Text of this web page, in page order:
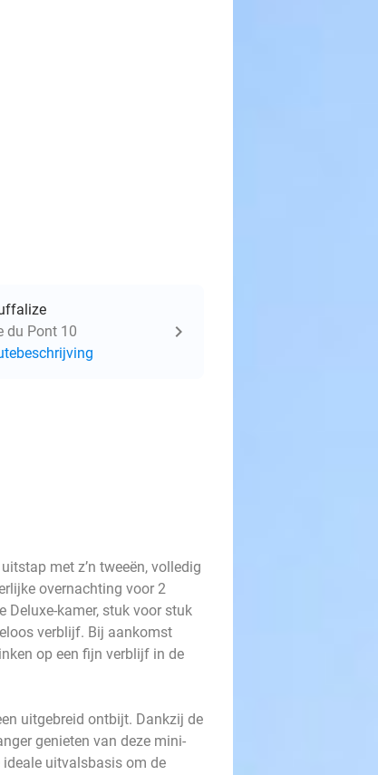
du Pont 10
met z’n tweeën, volledig
overnachting voor 2
Deluxe-kamer, stuk voor stuk
verblijf. Bij aankomst
op een fijn verblijf in de
uitgebreid ontbijt. Dankzij de
genieten van deze mini-
uitvalsbasis om de